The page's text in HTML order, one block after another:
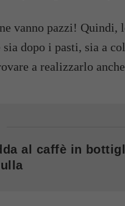
vanno pazzi! Quindi,
dopo i pasti, sia a
a realizzarlo
al caffè in